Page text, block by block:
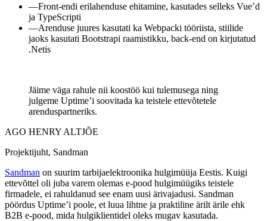
—Front-endi erilahenduse ehitamine, kasutades selleks Vue’d
ja TypeScripti
—Arenduse juures kasutati ka Webpacki tööriista, stiilide
jaoks kasutati Bootstrapi raamistikku, back-end on kirjutatud
.Netis
Jäime väga rahule nii koostöö kui tulemusega ning
julgeme Uptime’i soovitada ka teistele ettevõtetele
arenduspartneriks.
AGO HENRY ALTJÕE
Projektijuht, Sandman
Sandman on suurim tarbijaelektroonika hulgimüüja Eestis. Kuigi
ettevõttel oli juba varem olemas e-pood hulgimüügiks teistele
firmadele, ei rahuldanud see enam uusi ärivajadusi. Sandman
pöördus Uptime’i poole, et luua lihtne ja praktiline ärilt ärile ehk
B2B e-pood, mida hulgiklientidel oleks mugav kasutada.